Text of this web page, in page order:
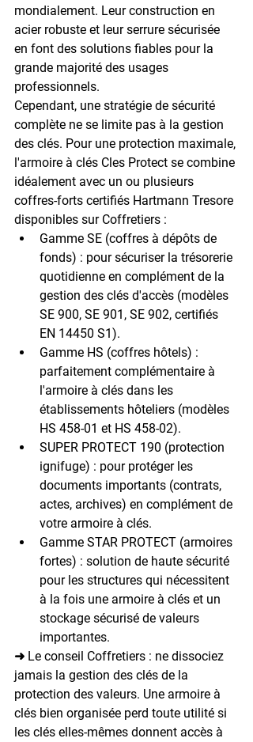
mondialement. Leur construction en
acier robuste et leur serrure sécurisée
en font des solutions fiables pour la
grande majorité des usages
professionnels.
Cependant, une stratégie de sécurité
complète ne se limite pas à la gestion
des clés. Pour une protection maximale,
l'armoire à clés Cles Protect se combine
idéalement avec un ou plusieurs
coffres-forts certifiés Hartmann Tresore
disponibles sur Coffretiers :
Gamme SE (coffres à dépôts de
fonds) : pour sécuriser la trésorerie
quotidienne en complément de la
gestion des clés d'accès (modèles
SE 900, SE 901, SE 902, certifiés
EN 14450 S1).
Gamme HS (coffres hôtels) :
parfaitement complémentaire à
l'armoire à clés dans les
établissements hôteliers (modèles
HS 458-01 et HS 458-02).
SUPER PROTECT 190 (protection
ignifuge) : pour protéger les
documents importants (contrats,
actes, archives) en complément de
votre armoire à clés.
Gamme STAR PROTECT (armoires
fortes) : solution de haute sécurité
pour les structures qui nécessitent
à la fois une armoire à clés et un
stockage sécurisé de valeurs
importantes.
➜ Le conseil Coffretiers : ne dissociez
jamais la gestion des clés de la
protection des valeurs. Une armoire à
clés bien organisée perd toute utilité si
les clés elles-mêmes donnent accès à